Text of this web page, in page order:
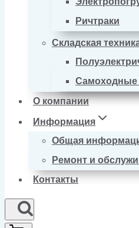
Ричтраки
Складская
Самоходные
О компании
Информация
Общая
Ремонт и
Контакты